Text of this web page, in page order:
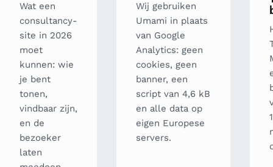
Wat een
consultancy-
site in 2026
moet
kunnen: wie
je bent
tonen,
vindbaar zijn,
en de
bezoeker
laten
Wij gebruiken
Umami in plaats
van Google
Analytics: geen
cookies, geen
banner, een
script van 4,6 kB
en alle data op
eigen Europese
servers.